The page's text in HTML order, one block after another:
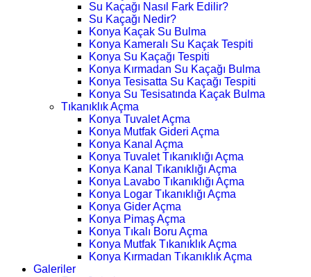
Su Kaçağı Nasıl Fark Edilir?
Su Kaçağı Nedir?
Konya Kaçak Su Bulma
Konya Kameralı Su Kaçak Tespiti
Konya Su Kaçağı Tespiti
Konya Kırmadan Su Kaçağı Bulma
Konya Tesisatta Su Kaçağı Tespiti
Konya Su Tesisatında Kaçak Bulma
Tıkanıklık Açma
Konya Tuvalet Açma
Konya Mutfak Gideri Açma
Konya Kanal Açma
Konya Tuvalet Tıkanıklığı Açma
Konya Kanal Tıkanıklığı Açma
Konya Lavabo Tıkanıklığı Açma
Konya Logar Tıkanıklığı Açma
Konya Gider Açma
Konya Pimaş Açma
Konya Tıkalı Boru Açma
Konya Mutfak Tıkanıklık Açma
Konya Kırmadan Tıkanıklık Açma
Galeriler